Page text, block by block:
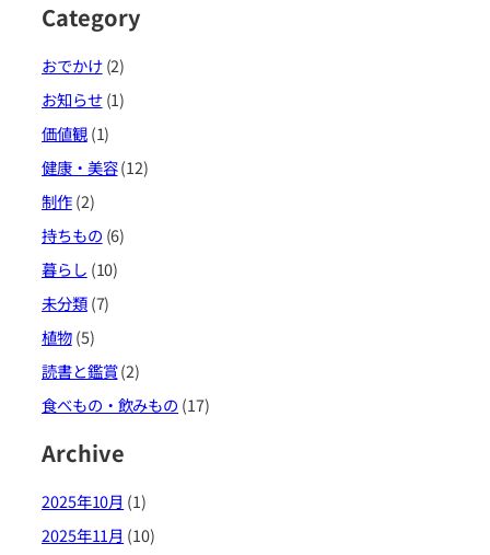
Category
おでかけ(2)
お知らせ(1)
価値観(1)
健康・美容(12)
制作(2)
持ちもの (6)
暮らし (10)
未分類(7)
植物(5)
読書と鑑賞(2)
食べもの・飲みもの (17)
Archive
2025年10月 (1)
2025年11月 (10)